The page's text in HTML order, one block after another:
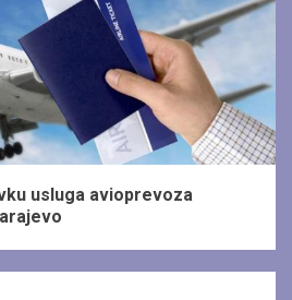
usluga avioprevoza